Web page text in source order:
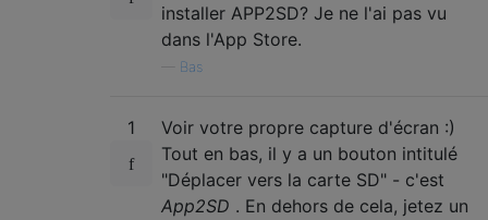
installer APP2SD? Je ne l'ai pas vu
dans l'App Store.
Bas
1
Voir votre propre capture d'écran :)
Tout en bas, il y a un bouton intitulé
"Déplacer vers la carte SD" - c'est
App2SD . En dehors de cela, jetez un